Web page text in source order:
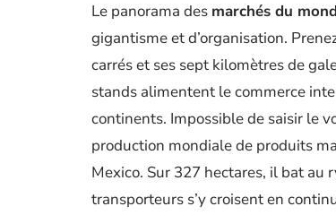
Le panorama des marchés du
gigantisme et d’organisation.
carrés et ses sept kilomètres de
stands alimentent le commerce
continents. Impossible de saisir le
production mondiale de produits
Mexico. Sur 327 hectares, il bat au
transporteurs s’y croisent en